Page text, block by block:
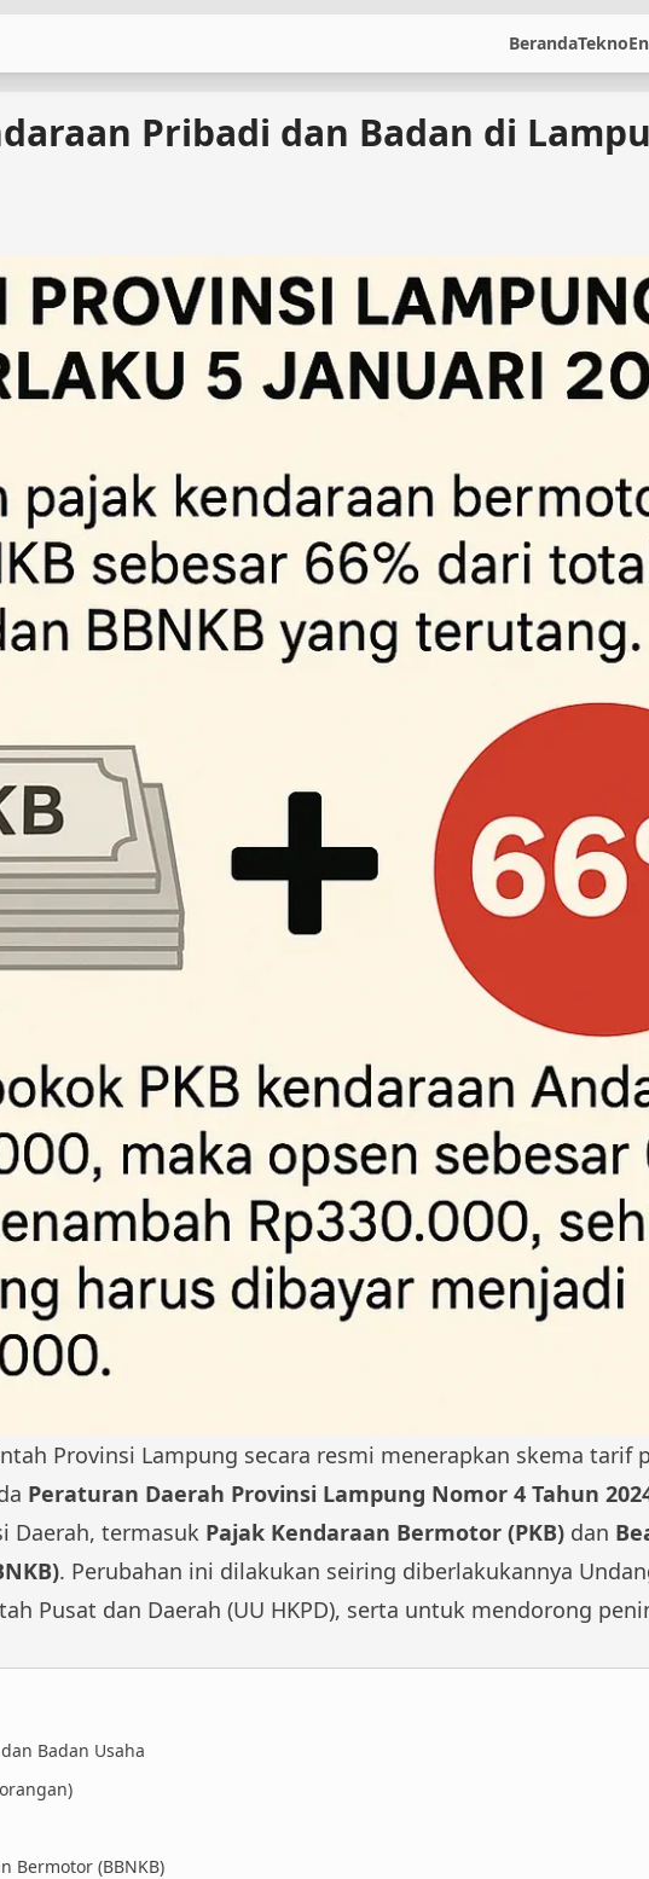
BerandaTekno
Pribadi dan Badan di
Provinsi Lampung secara resmi menerapkan skema tarif
Peraturan Daerah Provinsi Lampung Nomor 4 Tahun
Daerah, termasuk Pajak Kendaraan Bermotor (PKB) dan
. Perubahan ini dilakukan seiring diberlakukannya
Pusat dan Daerah (UU HKPD), serta untuk mendorong
Badan Usaha
Bermotor (BBNKB)